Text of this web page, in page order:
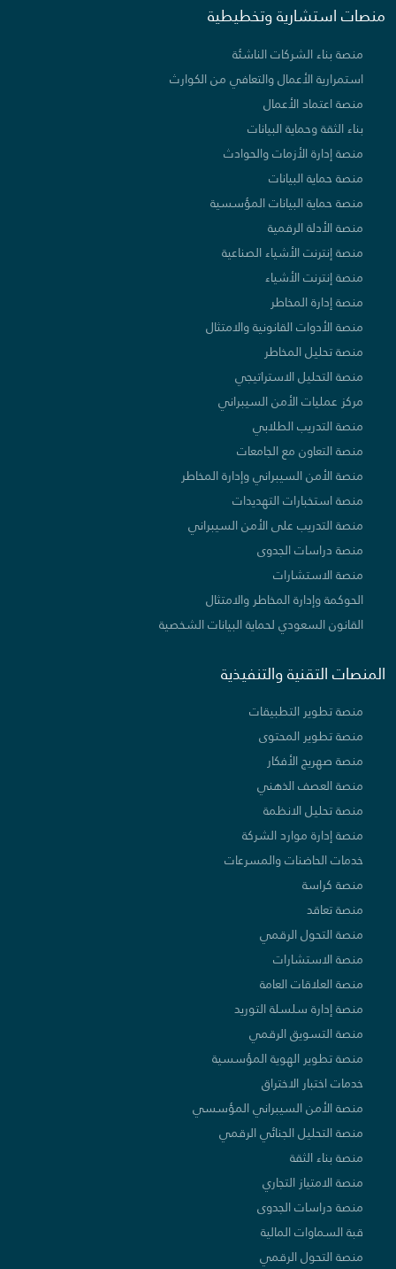
منصات استشارية وتخطيطية
منصة بناء الشركات الناشئة
استمرارية الأعمال والتعافي من الكوارث
منصة اعتماد الأعمال
بناء الثقة وحماية البيانات
منصة إدارة الأزمات والحوادث
منصة حماية البيانات
منصة حماية البيانات المؤسسية
منصة الأدلة الرقمية
منصة إنترنت الأشياء الصناعية
منصة إنترنت الأشياء
منصة إدارة المخاطر
منصة الأدوات القانونية والامتثال
منصة تحليل المخاطر
منصة التحليل الاستراتيجي
مركز عمليات الأمن السيبراني
منصة التدريب الطلابي
منصة التعاون مع الجامعات
منصة الأمن السيبراني وإدارة المخاطر
منصة استخبارات التهديدات
منصة التدريب على الأمن السيبراني
منصة دراسات الجدوى
منصة الاستشارات
الحوكمة وإدارة المخاطر والامتثال
القانون السعودي لحماية البيانات الشخصية
المنصات التقنية والتنفيذية
منصة تطوير التطبيقات
منصة تطوير المحتوى
منصة صهريج الأفكار
منصة العصف الذهني
منصة تحليل الانظمة
منصة إدارة موارد الشركة
خدمات الحاضنات والمسرعات
منصة كراسة
منصة تعاقد
منصة التحول الرقمي
منصة الاستشارات
منصة العلاقات العامة
منصة إدارة سلسلة التوريد
منصة التسويق الرقمي
منصة تطوير الهوية المؤسسية
خدمات اختبار الاختراق
منصة الأمن السيبراني المؤسسي
منصة التحليل الجنائي الرقمي
منصة بناء الثقة
منصة الامتياز التجاري
منصة دراسات الجدوى
قبة السماوات المالية
منصة التحول الرقمي